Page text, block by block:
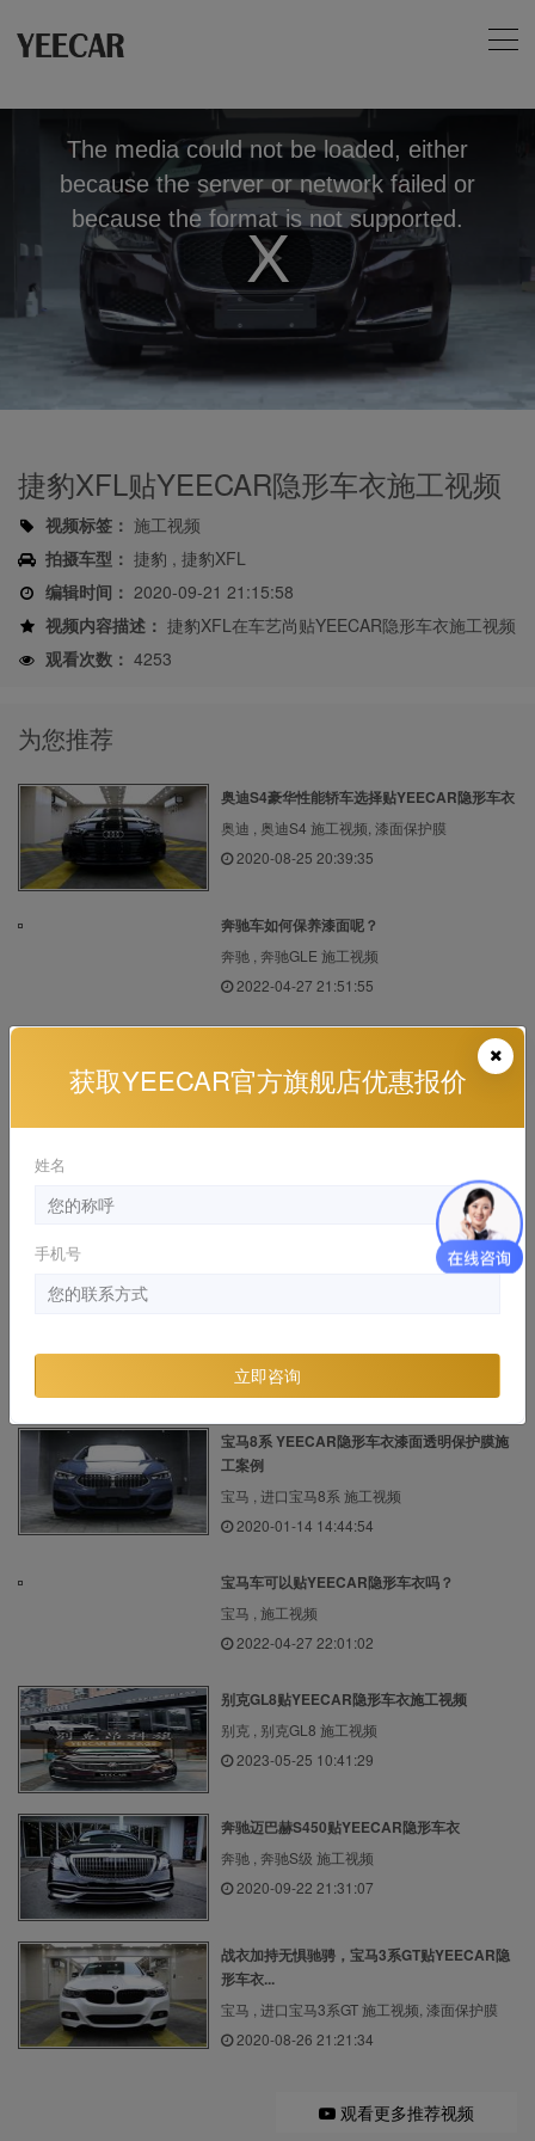
Play
Video
The media could not be loaded, either
because the server or network failed or
because the format is not supported.
捷豹XFL贴YEECAR隐形车衣施工视频
视频标签： 施工视频
拍摄车型： 捷豹 , 捷豹XFL
编辑时间： 2020-09-21 21:15:58
视频内容描述： 捷豹XFL在车艺尚贴YEECAR隐形车衣施工视频
观看次数： 4253
为您推荐
奥迪S4豪华性能轿车选择贴YEECAR隐形车衣
奥迪 , 奥迪S4 施工视频, 漆面保护膜
2020-08-25 20:39:35
奔驰车如何保养漆面呢？
奔驰 , 奔驰GLE 施工视频
2022-04-27 21:51:55
纯粹的入门跑车，看保时捷718贴YEECAR隐
形车衣...
保时捷 , 保时捷718 施工视频
2020-09-19 18:05:26
特斯拉Model Y上海装贴YEECAR隐形车衣汽
路虎 , 揽胜 施工视频
2022-04-27 22:50:40
宝马8系 YEECAR隐形车衣漆面透明保护膜施
工案例
宝马 , 进口宝马8系 施工视频
2020-01-14 14:44:54
宝马车可以贴YEECAR隐形车衣吗？
宝马 , 施工视频
2022-04-27 22:01:02
别克GL8贴YEECAR隐形车衣施工视频
别克 , 别克GL8 施工视频
2023-05-25 10:41:29
奔驰迈巴赫S450贴YEECAR隐形车衣
奔驰 , 奔驰S级 施工视频
2020-09-22 21:31:07
战衣加持无惧驰骋，宝马3系GT贴YEECAR隐
形车衣...
宝马 , 进口宝马3系GT 施工视频, 漆面保护膜
2020-08-26 21:21:34
观看更多推荐视频
获取YEECAR官方旗舰店优惠报价
姓名
手机号
立即咨询